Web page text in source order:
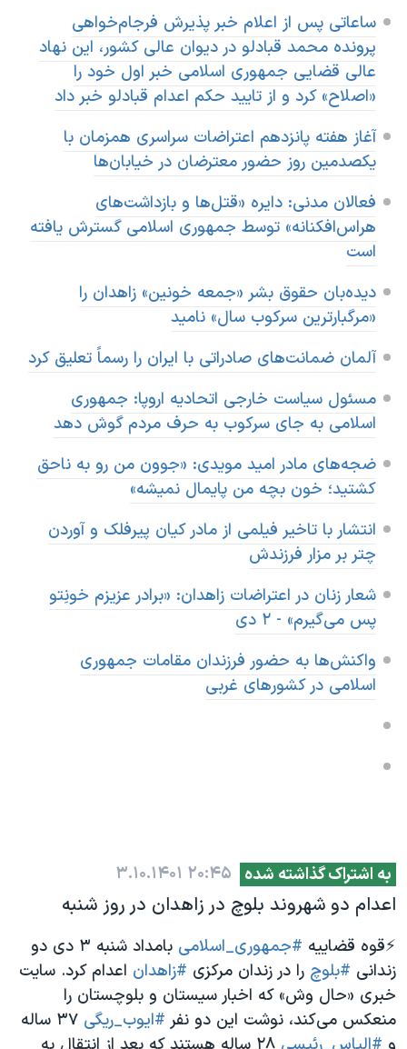
اسرائیل در جنگ
نرگس محمدی برنده جایزه نوبل صلح
همایش محافظه‌کاران آمریکا «سی‌پک»
سفر پرزیدنت ترامپ به چین
ساعاتی پس از اعلام خبر پذیرش فرجام‌خواهی
پرونده محمد قبادلو در دیوان عالی کشور، این نهاد
عالی قضایی جمهوری اسلامی خبر اول خود را
«اصلاح» کرد و از تایید حکم اعدام قبادلو خبر داد
آغاز هفته پانزدهم اعتراضات سراسری همزمان با
یکصدمین روز حضور معترضان در خیابان‌ها
فعالان مدنی: دایره «قتل‌ها و بازداشت‌های
هراس‌افکنانه» توسط جمهوری اسلامی گسترش یافته
است
دیده‌بان حقوق بشر «جمعه خونین» زاهدان را
«مرگبارترین سرکوب سال» نامید
آلمان ضمانت‌های صادراتی با ایران را رسماً تعلیق کرد
مسئول سیاست خارجی اتحادیه اروپا: جمهوری
اسلامی به جای سرکوب به حرف مردم گوش دهد
ضجه‌های مادر امید مویدی: «جوون من رو به ناحق
کشتید؛ خون بچه من پایمال نمیشه»
انتشار با تاخیر فیلمی از مادر کیان پیرفلک و آوردن
چتر بر مزار فرزندش
شعار زنان در اعتراضات زاهدان: «برادر عزیزم خونِتو
پس می‌گیرم» - ۲ دی
واکنش‌ها به حضور فرزندان مقامات جمهوری
اسلامی در کشورهای غربی
به اشتراک گذاشته شده ۲۰:۴۵ ۳.۱۰.۱۴۰۱
اعدام دو شهروند بلوچ در زاهدان در روز شنبه
⚡️قوه قضاییه #جمهوری_اسلامی
بامداد شنبه ۳ دی دو
زندانی #بلوچ را در زندان مرکزی #زاهدان اعدام کرد. سایت
خبری «حال وش» که اخبار سیستان و بلوچستان را
منعکس می‌کند، نوشت این دو نفر #ایوب_ریگی
۳۷ ساله